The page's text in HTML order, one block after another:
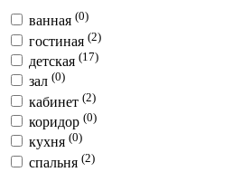
ванная (0)
гостиная (2)
детская (17)
зал (0)
кабинет (2)
коридор (0)
кухня (0)
спальня (2)